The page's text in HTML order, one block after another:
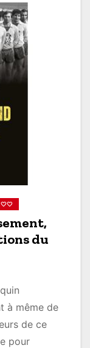
🤍🤍
du
à même de
de ce
pour